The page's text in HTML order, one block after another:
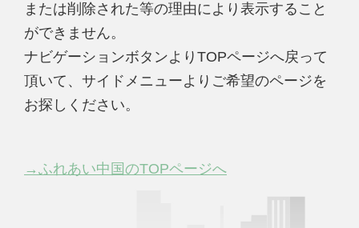
または削除された等の理由により表示すること
ができません。
ナビゲーションボタンよりTOPページへ戻って
頂いて、サイドメニューよりご希望のページを
お探しください。
→ふれあい中国のTOPページへ